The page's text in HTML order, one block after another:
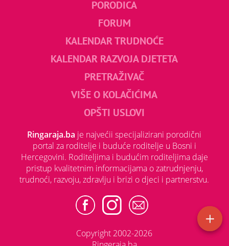
PORODICA
FORUM
KALENDAR TRUDNOĆE
KALENDAR RAZVOJA DJETETA
PRETRAŽIVAČ
VIŠE O KOLAČIĆIMA
OPŠTI USLOVI
Ringaraja.ba je najvećii specijalizirani porodični
portal za roditelje i buduće roditelje u Bosni i
Hercegovini. Roditeljima i budućim roditeljima daje
pristup kvalitetnim informacijama o zatrudnjenju,
trudnoći, razvoju, zdravlju i brizi o djeci i partnerstvu.
Copyright 2002-2026